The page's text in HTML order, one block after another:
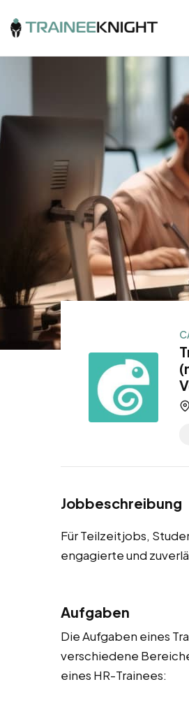
Jobbeschreibung
Für Teilzeitjobs,
engagierte und
Aufgaben
Die Aufgaben eines
verschiedene
eines HR-Trainees: